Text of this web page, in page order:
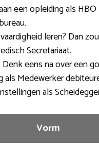
een opleiding als
leren? Dan
Secretariaat.
eens na over een
als Medewerker
als
Vorm